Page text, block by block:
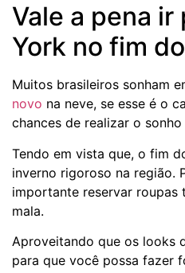
Vale a pena ir
York no fim
Muitos brasileiros sonham
novo na neve, se esse é o
chances de realizar o
Tendo em vista que, o fim
inverno rigoroso na região.
importante reservar roupas
mala.
Aproveitando que os looks
para que você possa fazer